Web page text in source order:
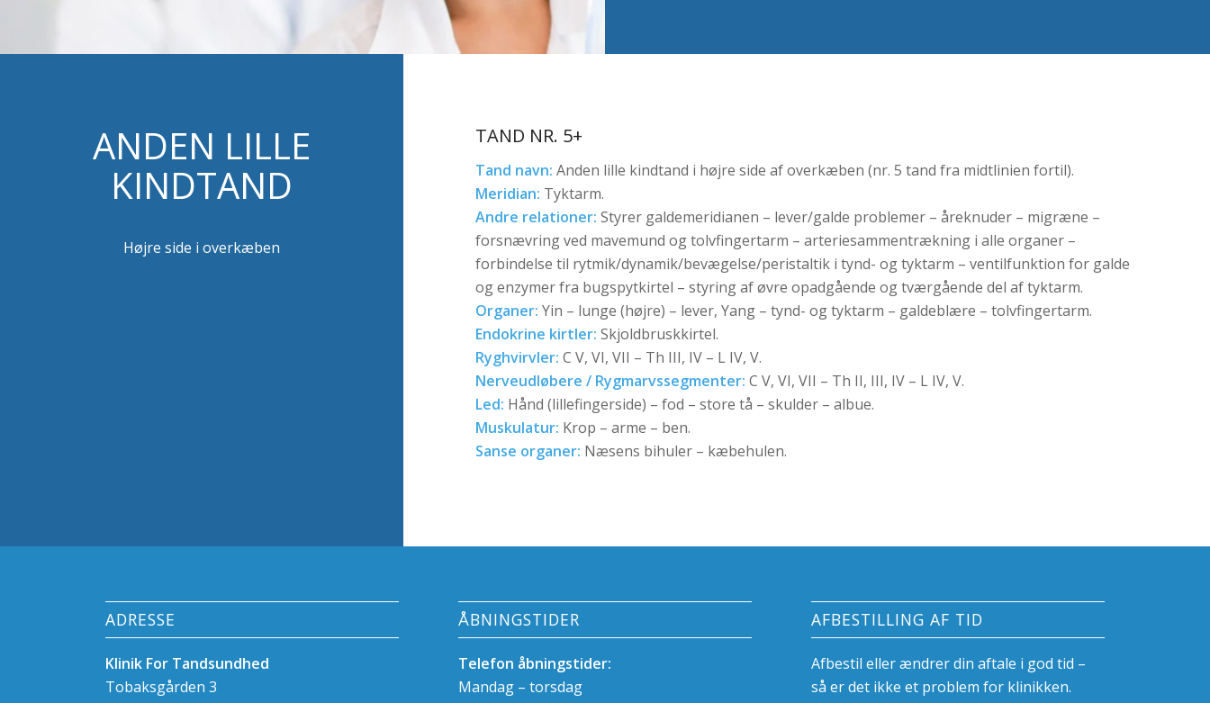
ANDEN LILLE
KINDTAND
Højre side i overkæben
TAND NR. 5+
Tand navn: Anden lille kindtand i højre side af overkæben (nr. 5 tand fra midtlinien fortil).
Meridian: Tyktarm.
Andre relationer: Styrer galdemeridianen – lever/galde problemer – åreknuder – migræne –
forsnævring ved mavemund og tolvfingertarm – arteriesammentrækning i alle organer –
forbindelse til rytmik/dynamik/bevægelse/peristaltik i tynd- og tyktarm – ventilfunktion for galde
og enzymer fra bugspytkirtel – styring af øvre opadgående og tværgående del af tyktarm.
Organer: Yin – lunge (højre) – lever, Yang – tynd- og tyktarm – galdeblære – tolvfingertarm.
Endokrine kirtler: Skjoldbruskkirtel.
Ryghvirvler: C V, VI, VII – Th III, IV – L IV, V.
Nerveudløbere / Rygmarvssegmenter: C V, VI, VII – Th II, III, IV – L IV, V.
Led: Hånd (lillefingerside) – fod – store tå – skulder – albue.
Muskulatur: Krop – arme – ben.
Sanse organer: Næsens bihuler – kæbehulen.
ADRESSE
Klinik For Tandsundhed
Tobaksgården 3
ÅBNINGSTIDER
Telefon åbningstider:
Mandag – torsdag
AFBESTILLING AF TID
Afbestil eller ændrer din aftale i god tid –
så er det ikke et problem for klinikken.